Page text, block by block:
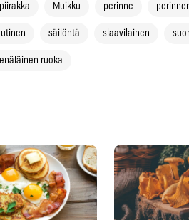
Muikku perinne
säilöntä slaavilainen
ruoka